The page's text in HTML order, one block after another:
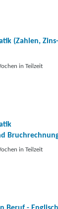
(Zahlen,
in Teilzeit
in Teilzeit